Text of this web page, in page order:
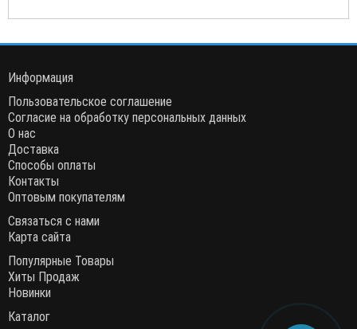
Информация
Пользовательское соглашение
Согласие на обработку персональных данных
О нас
Доставка
Способы оплаты
Контакты
Оптовым покупателям
Связаться с нами
Карта сайта
Популярные Товары
Хиты Продаж
Новинки
Каталог